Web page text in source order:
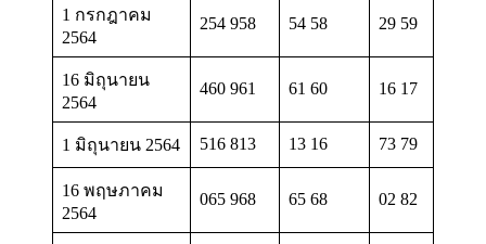
1 กรกฎาคม
2564
254 958 54 58 29 59
16 มิถุนายน
2564
460 961 61 60 16 17
1 มิถุนายน 2564 516 813 13 16 73 79
16 พฤษภาคม
2564
065 968 65 68 02 82